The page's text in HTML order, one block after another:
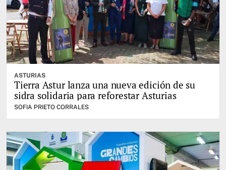
ASTURIAS
Tierra Astur lanza una nueva edición de su
sidra solidaria para reforestar Asturias
SOFIA PRIETO CORRALES